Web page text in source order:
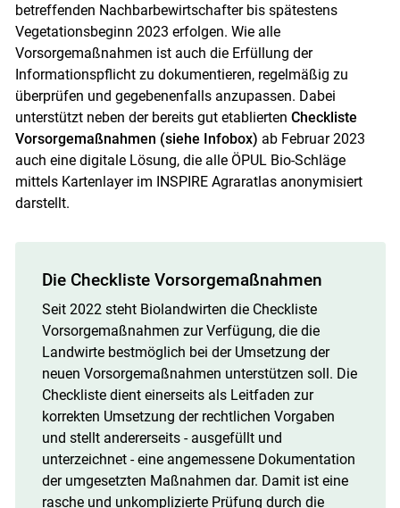
Skip to main content
betreffenden Nachbarbewirtschafter bis spätestens
Vegetationsbeginn 2023 erfolgen. Wie alle
Vorsorgemaßnahmen ist auch die Erfüllung der
Informationspflicht zu dokumentieren, regelmäßig zu
überprüfen und gegebenenfalls anzupassen. Dabei
unterstützt neben der bereits gut etablierten Checkliste
Vorsorgemaßnahmen (siehe Infobox) ab Februar 2023
auch eine digitale Lösung, die alle ÖPUL Bio-Schläge
mittels Kartenlayer im INSPIRE Agraratlas anonymisiert
darstellt.
Die Checkliste Vorsorgemaßnahmen
Seit 2022 steht Biolandwirten die Checkliste
Vorsorgemaßnahmen zur Verfügung, die die
Landwirte bestmöglich bei der Umsetzung der
neuen Vorsorgemaßnahmen unterstützen soll. Die
Checkliste dient einerseits als Leitfaden zur
korrekten Umsetzung der rechtlichen Vorgaben
und stellt andererseits - ausgefüllt und
unterzeichnet - eine angemessene Dokumentation
der umgesetzten Maßnahmen dar. Damit ist eine
rasche und unkomplizierte Prüfung durch die